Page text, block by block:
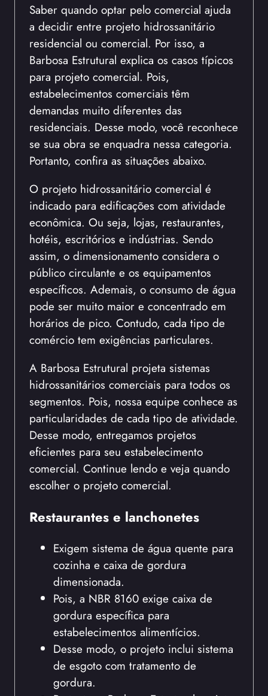
Saber quando optar pelo comercial ajuda
a decidir entre projeto hidrossanitário
residencial ou comercial. Por isso, a
Barbosa Estrutural explica os casos típicos
para projeto comercial. Pois,
estabelecimentos comerciais têm
demandas muito diferentes das
residenciais. Desse modo, você reconhece
se sua obra se enquadra nessa categoria.
Portanto, confira as situações abaixo.
O projeto hidrossanitário comercial é
indicado para edificações com atividade
econômica. Ou seja, lojas, restaurantes,
hotéis, escritórios e indústrias. Sendo
assim, o dimensionamento considera o
público circulante e os equipamentos
específicos. Ademais, o consumo de água
pode ser muito maior e concentrado em
horários de pico. Contudo, cada tipo de
comércio tem exigências particulares.
A Barbosa Estrutural projeta sistemas
hidrossanitários comerciais para todos os
segmentos. Pois, nossa equipe conhece as
particularidades de cada tipo de atividade.
Desse modo, entregamos projetos
eficientes para seu estabelecimento
comercial. Continue lendo e veja quando
escolher o projeto comercial.
Restaurantes e lanchonetes
Exigem sistema de água quente para
cozinha e caixa de gordura
dimensionada.
Pois, a NBR 8160 exige caixa de
gordura específica para
estabelecimentos alimentícios.
Desse modo, o projeto inclui sistema
de esgoto com tratamento de
gordura.